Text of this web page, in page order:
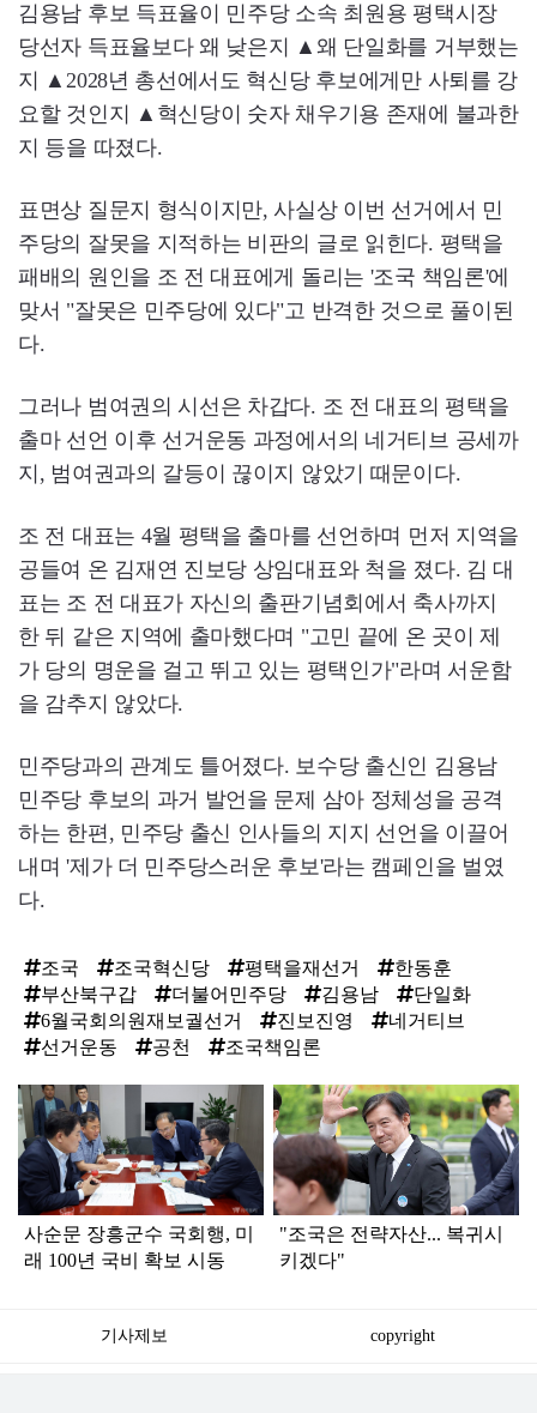
김용남 후보 득표율이 민주당 소속 최원용 평택시장
당선자 득표율보다 왜 낮은지 ▲왜 단일화를 거부했는
지 ▲2028년 총선에서도 혁신당 후보에게만 사퇴를 강
요할 것인지 ▲혁신당이 숫자 채우기용 존재에 불과한
지 등을 따졌다.
표면상 질문지 형식이지만, 사실상 이번 선거에서 민
주당의 잘못을 지적하는 비판의 글로 읽힌다. 평택을
패배의 원인을 조 전 대표에게 돌리는 '조국 책임론'에
맞서 "잘못은 민주당에 있다"고 반격한 것으로 풀이된
다.
그러나 범여권의 시선은 차갑다. 조 전 대표의 평택을
출마 선언 이후 선거운동 과정에서의 네거티브 공세까
지, 범여권과의 갈등이 끊이지 않았기 때문이다.
조 전 대표는 4월 평택을 출마를 선언하며 먼저 지역을
공들여 온 김재연 진보당 상임대표와 척을 졌다. 김 대
표는 조 전 대표가 자신의 출판기념회에서 축사까지
한 뒤 같은 지역에 출마했다며 "고민 끝에 온 곳이 제
가 당의 명운을 걸고 뛰고 있는 평택인가"라며 서운함
을 감추지 않았다.
민주당과의 관계도 틀어졌다. 보수당 출신인 김용남
민주당 후보의 과거 발언을 문제 삼아 정체성을 공격
하는 한편, 민주당 출신 인사들의 지지 선언을 이끌어
내며 '제가 더 민주당스러운 후보'라는 캠페인을 벌였
다.
조국 조국혁신당 평택을재선거
한동훈
부산북구갑
더불어민주당 김용남
단일화
6월국회의원재보궐선거
진보진영
네거티브
선거운동
공천 조국책임론
탑
라
인
사순문 장흥군수 국회행, 미
래 100년 국비 확보 시동
"조국은 전략자산... 복귀시
키겠다"
기사제보 copyright